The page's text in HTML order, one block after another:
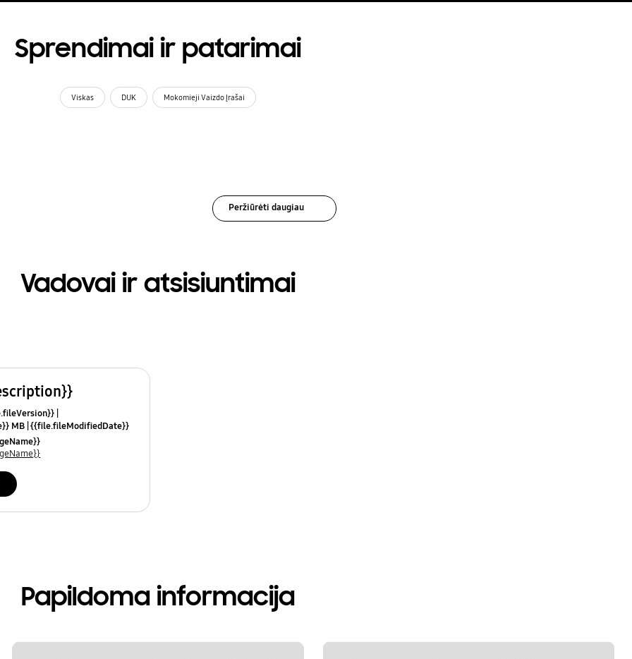
Sprendimai ir patarimai
Viskas DUK Mokomieji Vaizdo Įrašai
Peržiūrėti daugiau
Vadovai ir atsisiuntimai
MB {{file.fileModifiedDate}}
Papildoma informacija